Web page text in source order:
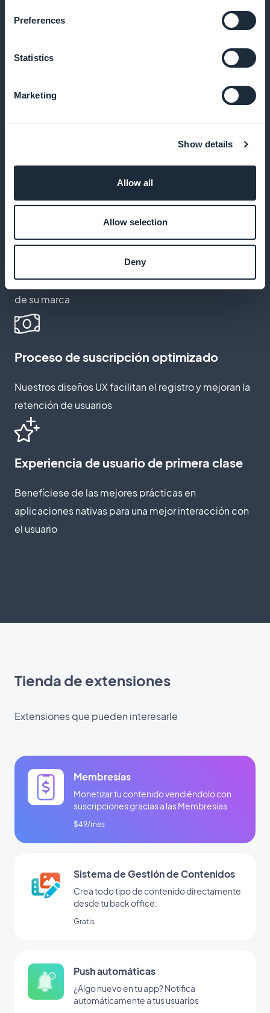
Preferences
Statistics
Marketing
Show details
Allow all
Allow selection
Deny
100% de los ingresos para usted
Páginas de suscripción personalizadas
Cree páginas de suscripción que capten la esencia
de su marca
Proceso de suscripción optimizado
Nuestros diseños UX facilitan el registro y mejoran la
retención de usuarios
Experiencia de usuario de primera clase
Benefíciese de las mejores prácticas en
aplicaciones nativas para una mejor interacción con
el usuario
Tienda de extensiones
Extensiones que pueden interesarle
Membresías
Monetizar tu contenido vendiéndolo con
suscripciones gracias a las Membresías
$49/mes
Sistema de Gestión de Contenidos
Crea todo tipo de contenido directamente
desde tu back office.
Gratis
Push automáticas
¿Algo nuevo en tu app? Notifica
automáticamente a tus usuarios